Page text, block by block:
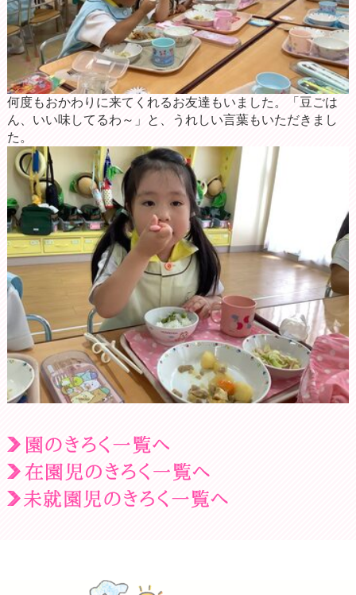
何度もおかわりに来てくれるお友達もいました。「豆ごは
ん、いい味してるわ～」と、うれしい言葉もいただきまし
た。